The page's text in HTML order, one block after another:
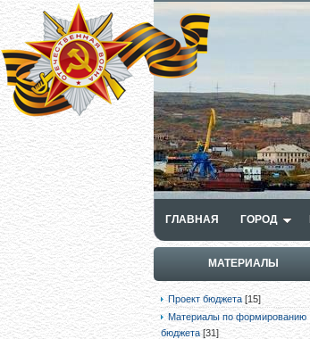
ГЛАВНАЯ ГОРОД
МАТЕРИАЛЫ
Проект бюджета [15]
Материалы по формированию
бюджета [31]